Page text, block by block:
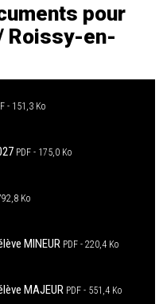
pour
Roissy-en-
151,3 Ko
PDF 175,0 Ko
Ko
MINEUR PDF 220,4 Ko
MAJEUR PDF 551,4 Ko